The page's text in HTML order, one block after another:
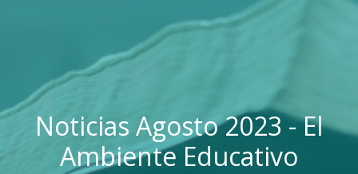
Noticias Agosto 2023 - El
Ambiente Educativo